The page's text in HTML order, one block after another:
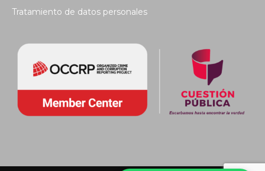
Tratamiento de datos personales